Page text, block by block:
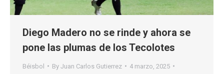
Diego Madero no se rinde y ahora se
pone las plumas de los Tecolotes
Béisbol By Juan Carlos Gutierrez
4 marzo, 2025